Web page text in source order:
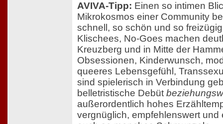
AVIVA-Tipp: Einen so intimen
Mikrokosmos einer Community
schnell, so schön und so
Klischees, No-Goes machen
Kreuzberg und in Mitte der
Obsessionen, Kinderwunsch,
queeres Lebensgefühl,
sind spielerisch in Verbindung
belletristische Debüt
außerordentlich hohes
vergnüglich, empfehlenswert und